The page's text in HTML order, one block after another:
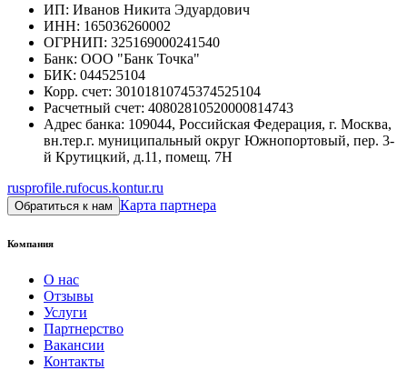
ИП: Иванов Никита Эдуардович
ИНН: 165036260002
ОГРНИП: 325169000241540
Банк: ООО "Банк Точка"
БИК: 044525104
Корр. счет: 30101810745374525104
Расчетный счет: 40802810520000814743
Адрес банка: 109044, Российская Федерация, г. Москва,
вн.тер.г. муниципальный округ Южнопортовый, пер. 3-
й Крутицкий, д.11, помещ. 7Н
rusprofile.rufocus.kontur.ru
Обратиться к нам Карта партнера
Компания
О нас
Отзывы
Услуги
Партнерство
Вакансии
Контакты